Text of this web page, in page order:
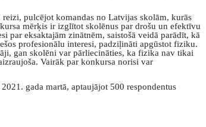
pulcējot komandas no Latvijas skolām, kurās
mērķis ir izglītot skolēnus par drošu un efektīvu
par eksaktajām zinātnēm, saistošā veidā parādīt, kā
profesionālu interesi, padziļināti apgūstot fiziku.
gan skolēni var pārliecināties, ka fizika nav tikai
Vairāk par konkursa norisi var
gada martā, aptaujājot 500 respondentus